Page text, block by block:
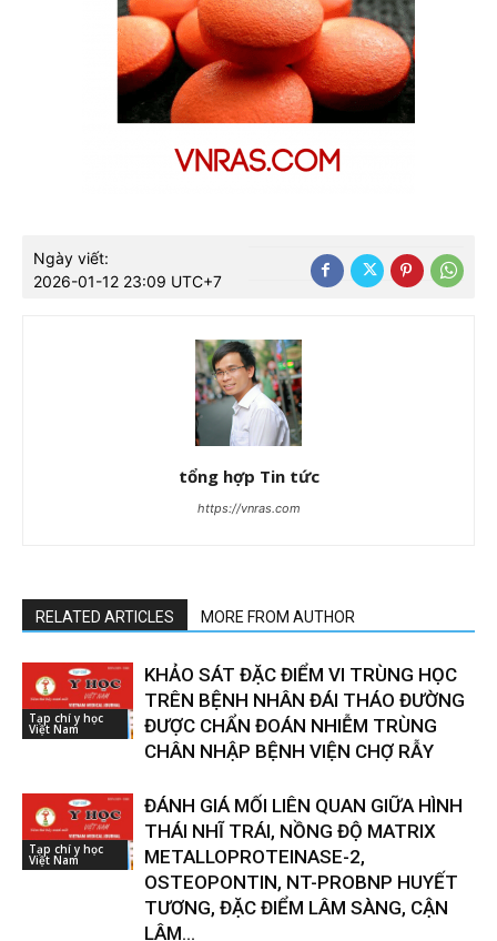
Ngày viết:
2026-01-12 23:09 UTC+7
tổng hợp Tin tức
https://vnras.com
RELATED ARTICLES MORE FROM AUTHOR
Tạp chí y học
Việt Nam
KHẢO SÁT ĐẶC ĐIỂM VI TRÙNG HỌC
TRÊN BỆNH NHÂN ĐÁI THÁO ĐƯỜNG
ĐƯỢC CHẨN ĐOÁN NHIỄM TRÙNG
CHÂN NHẬP BỆNH VIỆN CHỢ RẪY
Tạp chí y học
Việt Nam
ĐÁNH GIÁ MỐI LIÊN QUAN GIỮA HÌNH
THÁI NHĨ TRÁI, NỒNG ĐỘ MATRIX
METALLOPROTEINASE-2,
OSTEOPONTIN, NT-PROBNP HUYẾT
TƯƠNG, ĐẶC ĐIỂM LÂM SÀNG, CẬN
LÂM...